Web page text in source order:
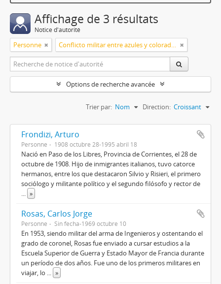
Affichage de 3 résultats
Notice d'autorité
Personne Conflicto militar entre azules y colorados
Options de recherche avancée
Trier par: Nom Direction: Croissant
Frondizi, Arturo
Personne 1908 octubre 28-1995 abril 18
Nació en Paso de los Libres, Provincia de Corrientes, el 28 de
octubre de 1908. Hijo de inmigrantes italianos, tuvo catorce
hermanos, entre los que destacaron Silvio y Risieri, el primero
sociólogo y militante político y el segundo filósofo y rector de
... »
Rosas, Carlos Jorge
Personne Sin fecha-1969 octubre 10
En 1953, siendo militar del arma de Ingenieros y ostentando el
grado de coronel, Rosas fue enviado a cursar estudios a la
Escuela Superior de Guerra y Estado Mayor de Francia durante
un período de dos años. Fue uno de los primeros militares en
viajar, lo ... »